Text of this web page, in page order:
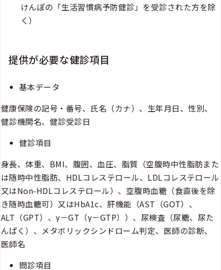
けんぽの「生活習慣病予防健診」を受診された方を除
く）
提供が必要な健診項目
基本データ
健康保険の記号・番号、氏名（カナ）、生年月日、性別、
健診機関名、健診受診日
健診項目
身長、体重、BMI、腹囲、血圧、脂質（空腹時中性脂肪また
は随時中性脂肪、HDLコレステロール、LDLコレステロール
又はNon-HDLコレステロール）、空腹時血糖（食直後を除
き随時血糖可）又はHbA1c、肝機能（AST（GOT）、
ALT（GPT）、γ－GT（γ－GTP））、尿検査（尿糖、尿た
んぱく）、メタボリックシンドローム判定、医師の診断、
医師名
問診項目